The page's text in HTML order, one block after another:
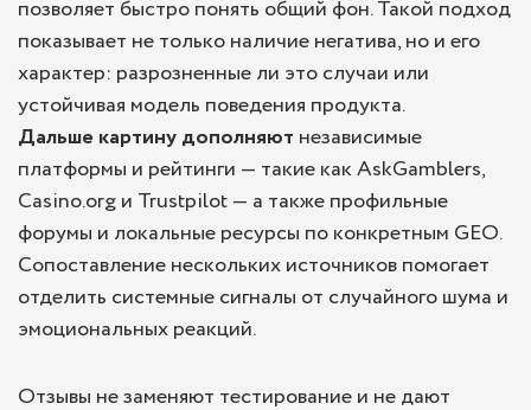
позволяет быстро понять общий фон. Такой подход
показывает не только наличие негатива, но и его
характер: разрозненные ли это случаи или
устойчивая модель поведения продукта.
Дальше картину дополняют независимые
платформы и рейтинги — такие как AskGamblers,
Casino.org и Trustpilot — а также профильные
форумы и локальные ресурсы по конкретным GEO.
Сопоставление нескольких источников помогает
отделить системные сигналы от случайного шума и
эмоциональных реакций.
Отзывы не заменяют тестирование и не дают